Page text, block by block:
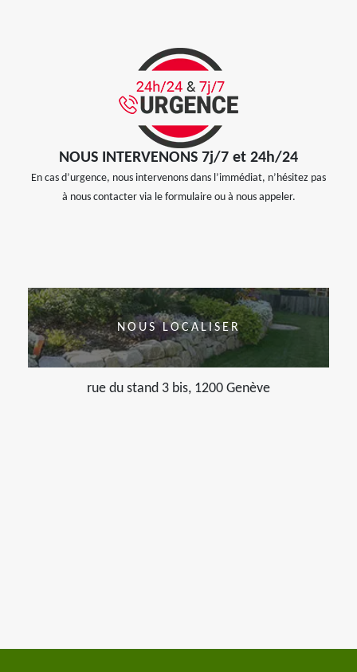
NOUS INTERVENONS 7j/7 et 24h/24
En cas d’urgence, nous intervenons dans l’immédiat, n’hésitez pas
à nous contacter via le formulaire ou à nous appeler.
NOUS LOCALISER
rue du stand 3 bis, 1200 Genève